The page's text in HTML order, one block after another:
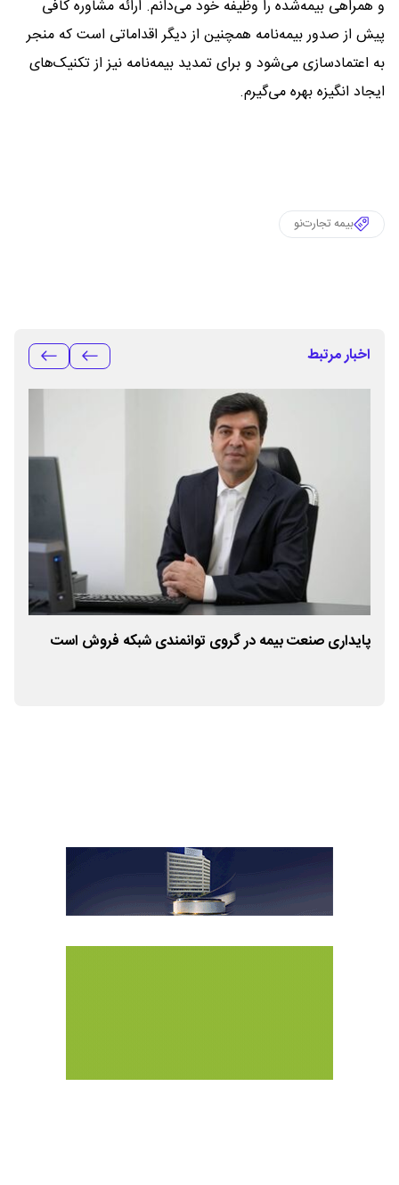
و همراهی بیمه‌شده را وظیفه خود می‌دانم. ارائه مشاوره کافی
پیش از صدور بیمه‌نامه همچنین از دیگر اقداماتی است که منجر
به اعتمادسازی می‌شود و برای تمدید بیمه‌نامه نیز از تکنیک‌های
ایجاد انگیزه بهره می‌گیرم.
بیمه تجارت‌نو
اخبار مرتبط
پایداری صنعت بیمه در گروی توانمندی شبکه فروش است